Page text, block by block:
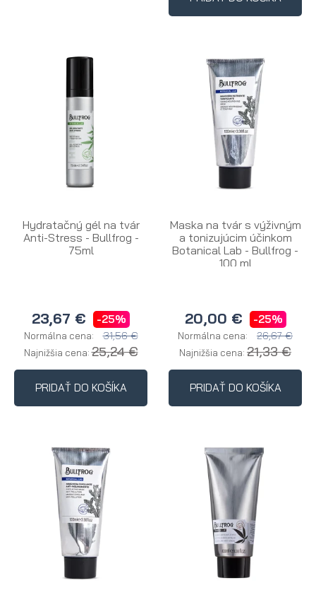
Hydratačný gél na tvár
Anti-Stress - Bullfrog -
75ml
23,67 € -25%
Normálna cena: 31,56 €
Najnižšia cena:25,24 €
PRIDAŤ DO KOŠÍKA
Maska na tvár s výživným
a tonizujúcim účinkom
Botanical Lab - Bullfrog -
100 ml
20,00 € -25%
Normálna cena: 26,67 €
Najnižšia cena: 21,33 €
PRIDAŤ DO KOŠÍKA